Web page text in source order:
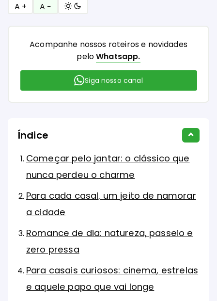
A + A −
Acompanhe nossos roteiros e novidades
peloWhatsapp.
Siga nosso canal
Índice
Começar pelo jantar: o clássico que
nunca perdeu o charme
Para cada casal, um jeito de namorar
a cidade
Romance de dia: natureza, passeio e
zero pressa
Para casais curiosos: cinema, estrelas
e aquele papo que vai longe